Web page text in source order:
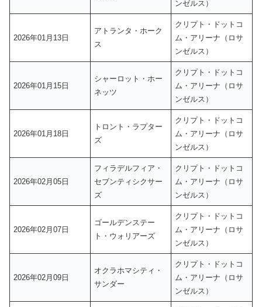
ンゼルス）
2026年01月13日
アトランタ・ホーク
ス
クリプト・ドットコ
ム・アリーナ（ロサ
ンゼルス）
2026年01月15日
シャーロット・ホー
ネッツ
クリプト・ドットコ
ム・アリーナ（ロサ
ンゼルス）
2026年01月18日
トロント・ラプター
ズ
クリプト・ドットコ
ム・アリーナ（ロサ
ンゼルス）
2026年02月05日
フィラデルフィア・
セブンティシクサー
ズ
クリプト・ドットコ
ム・アリーナ（ロサ
ンゼルス）
2026年02月07日
ゴールデンステー
ト・ウォリアーズ
クリプト・ドットコ
ム・アリーナ（ロサ
ンゼルス）
2026年02月09日
オクラホマシティ・
サンダー
クリプト・ドットコ
ム・アリーナ（ロサ
ンゼルス）